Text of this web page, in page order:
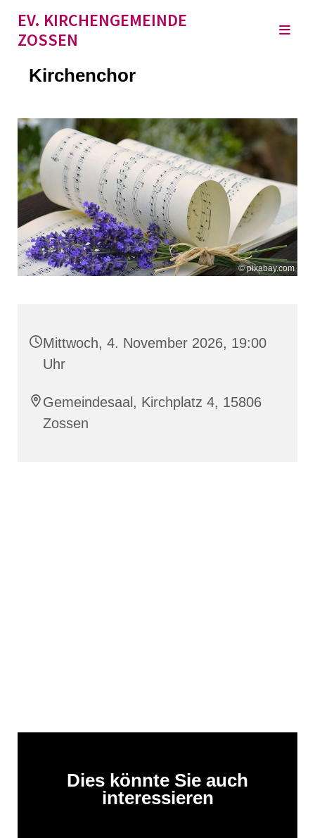
EV. KIRCHENGEMEINDE
ZOSSEN
Kirchenchor
© pixabay.com
Mittwoch, 4. November 2026, 19:00
Uhr
Gemeindesaal, Kirchplatz 4, 15806
Zossen
Dies könnte Sie auch
interessieren